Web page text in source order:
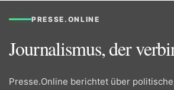
PRESSE.ONLINE
Journalismus, der
Presse.Online berichtet über